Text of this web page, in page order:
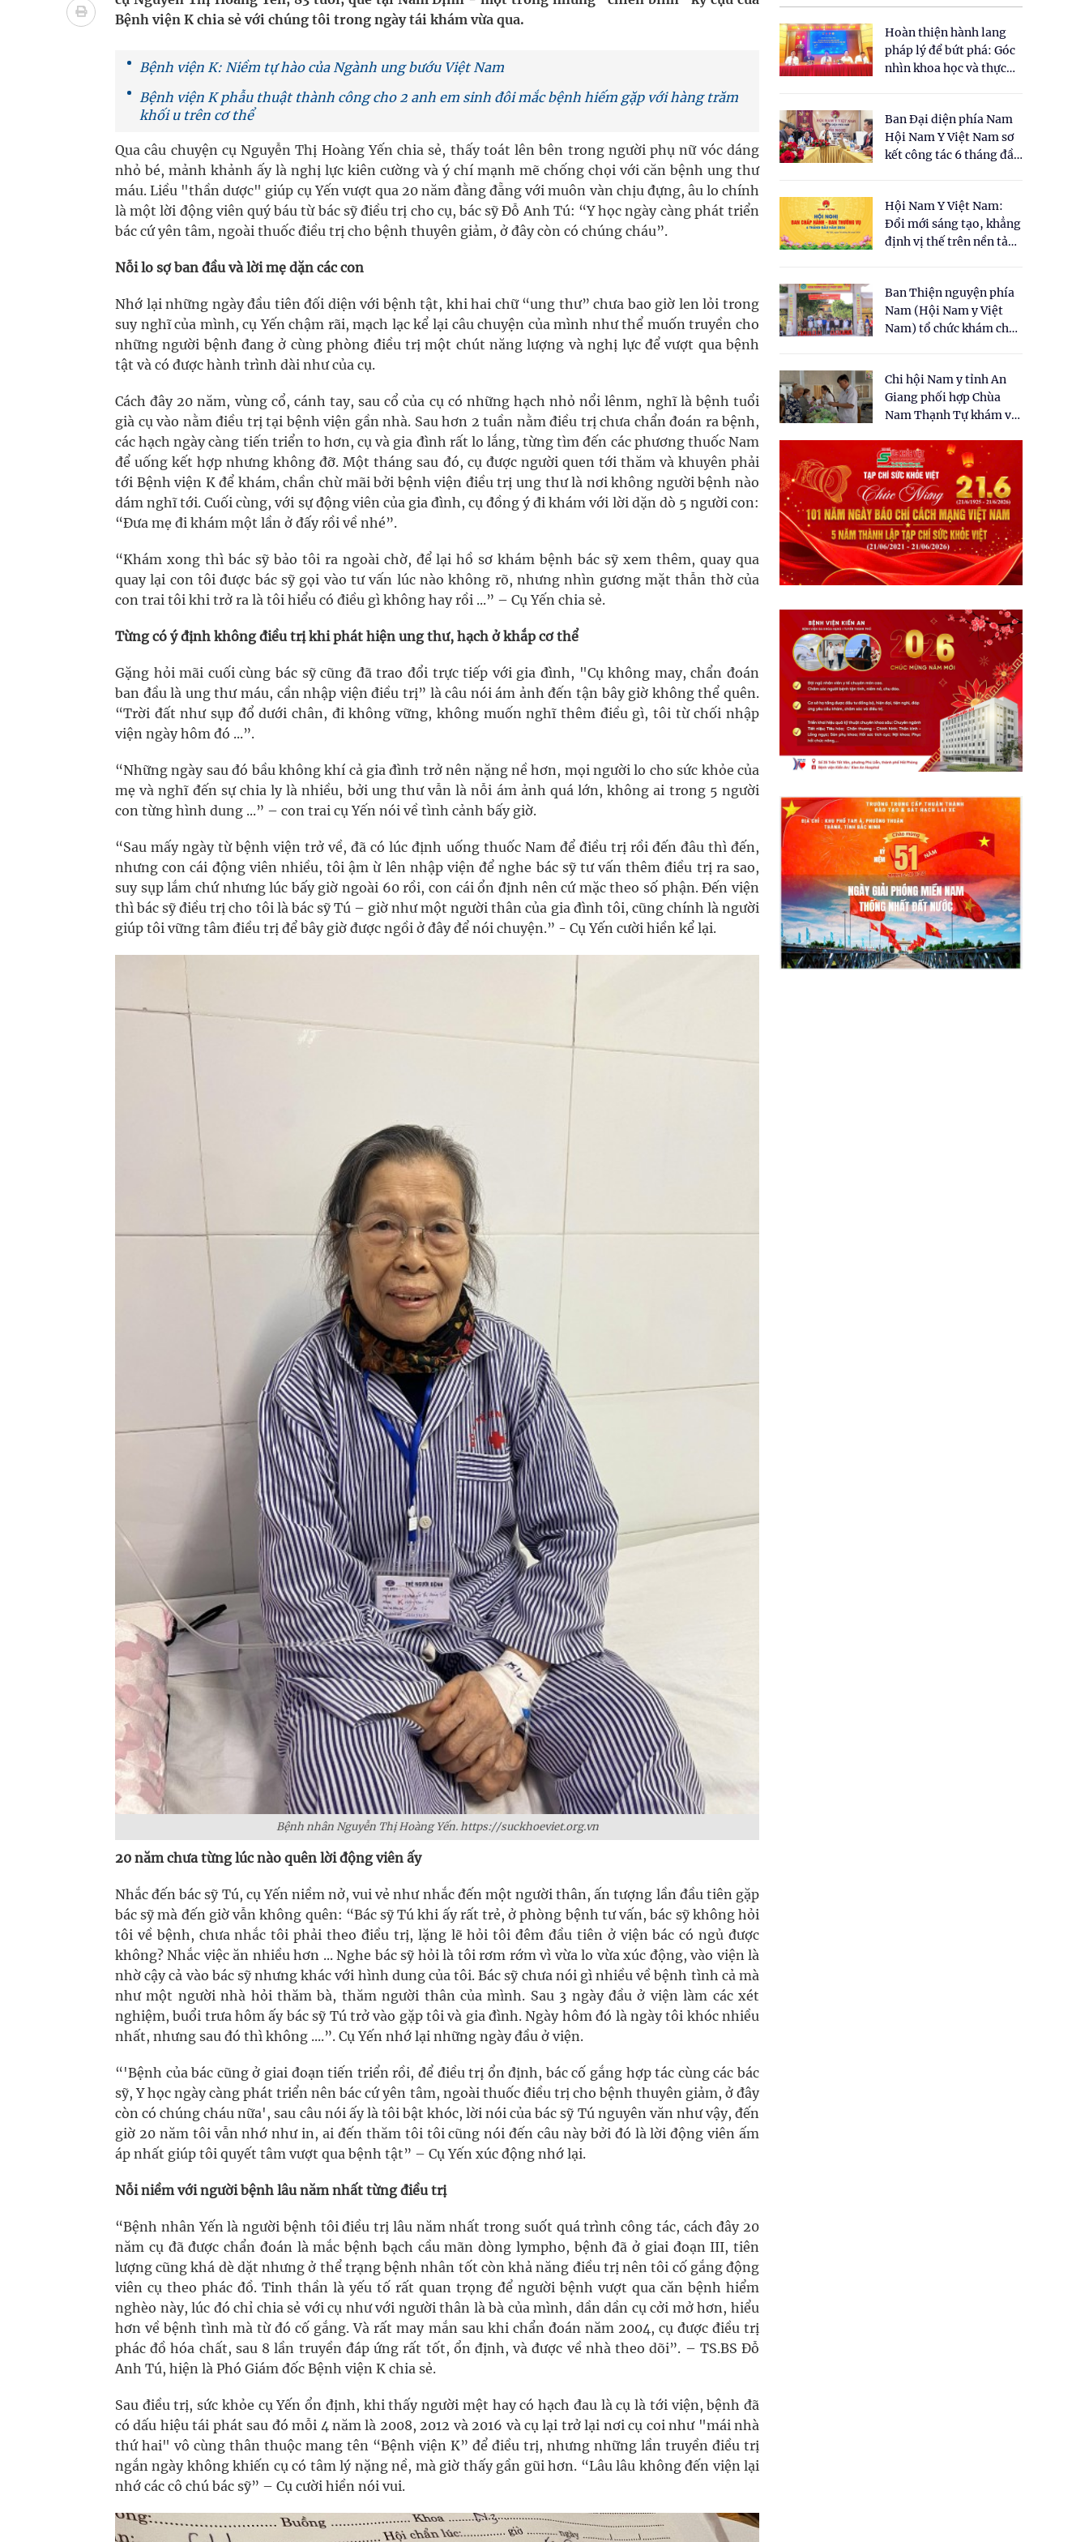
cầu
Tiếp tục rà soát, triển khai các nhiệm vụ trong lĩnh vực cấp cứu, điều trị đột quỵ
Súp lơ xanh mang đến hy vọng mới trong phòng ngừa ung thư
Bệnh viện K chia sẻ với chúng tôi trong ngày tái khám vừa qua.
Bệnh viện K: Niềm tự hào của Ngành ung bướu Việt Nam
Bệnh viện K phẫu thuật thành công cho 2 anh em sinh đôi mắc bệnh hiếm gặp với hàng trăm
khối u trên cơ thể
Qua câu chuyện cụ Nguyễn Thị Hoàng Yến chia sẻ, thấy toát lên bên trong người phụ nữ vóc dáng
nhỏ bé, mảnh khảnh ấy là nghị lực kiên cường và ý chí mạnh mẽ chống chọi với căn bệnh ung thư
máu. Liều "thần dược" giúp cụ Yến vượt qua 20 năm đằng đẵng với muôn vàn chịu đựng, âu lo chính
là một lời động viên quý báu từ bác sỹ điều trị cho cụ, bác sỹ Đỗ Anh Tú: “Y học ngày càng phát triển
bác cứ yên tâm, ngoài thuốc điều trị cho bệnh thuyên giảm, ở đây còn có chúng cháu”.
Nỗi lo sợ ban đầu và lời mẹ dặn các con
Nhớ lại những ngày đầu tiên đối diện với bệnh tật, khi hai chữ “ung thư” chưa bao giờ len lỏi trong
suy nghĩ của mình, cụ Yến chậm rãi, mạch lạc kể lại câu chuyện của mình như thể muốn truyền cho
những người bệnh đang ở cùng phòng điều trị một chút năng lượng và nghị lực để vượt qua bệnh
tật và có được hành trình dài như của cụ.
Cách đây 20 năm, vùng cổ, cánh tay, sau cổ của cụ có những hạch nhỏ nổi lênm, nghĩ là bệnh tuổi
già cụ vào nằm điều trị tại bệnh viện gần nhà. Sau hơn 2 tuần nằm điều trị chưa chẩn đoán ra bệnh,
các hạch ngày càng tiến triển to hơn, cụ và gia đình rất lo lắng, từng tìm đến các phương thuốc Nam
để uống kết hợp nhưng không đỡ. Một tháng sau đó, cụ được người quen tới thăm và khuyên phải
tới Bệnh viện K để khám, chần chừ mãi bởi bệnh viện điều trị ung thư là nơi không người bệnh nào
dám nghĩ tới. Cuối cùng, với sự động viên của gia đình, cụ đồng ý đi khám với lời dặn dò 5 người con:
“Đưa mẹ đi khám một lần ở đấy rồi về nhé”.
“Khám xong thì bác sỹ bảo tôi ra ngoài chờ, để lại hồ sơ khám bệnh bác sỹ xem thêm, quay qua
quay lại con tôi được bác sỹ gọi vào tư vấn lúc nào không rõ, nhưng nhìn gương mặt thẫn thờ của
con trai tôi khi trở ra là tôi hiểu có điều gì không hay rồi ...” – Cụ Yến chia sẻ.
Từng có ý định không điều trị khi phát hiện ung thư, hạch ở khắp cơ thể
Gặng hỏi mãi cuối cùng bác sỹ cũng đã trao đổi trực tiếp với gia đình, "Cụ không may, chẩn đoán
ban đầu là ung thư máu, cần nhập viện điều trị” là câu nói ám ảnh đến tận bây giờ không thể quên.
“Trời đất như sụp đổ dưới chân, đi không vững, không muốn nghĩ thêm điều gì, tôi từ chối nhập
viện ngày hôm đó ...”.
“Những ngày sau đó bầu không khí cả gia đình trở nên nặng nề hơn, mọi người lo cho sức khỏe của
mẹ và nghĩ đến sự chia ly là nhiều, bởi ung thư vẫn là nỗi ám ảnh quá lớn, không ai trong 5 người
con từng hình dung ...” – con trai cụ Yến nói về tình cảnh bấy giờ.
“Sau mấy ngày từ bệnh viện trở về, đã có lúc định uống thuốc Nam để điều trị rồi đến đâu thì đến,
nhưng con cái động viên nhiều, tôi ậm ừ lên nhập viện để nghe bác sỹ tư vấn thêm điều trị ra sao,
suy sụp lắm chứ nhưng lúc bấy giờ ngoài 60 rồi, con cái ổn định nên cứ mặc theo số phận. Đến viện
thì bác sỹ điều trị cho tôi là bác sỹ Tú – giờ như một người thân của gia đình tôi, cũng chính là người
giúp tôi vững tâm điều trị để bây giờ được ngồi ở đây để nói chuyện.” - Cụ Yến cười hiền kể lại.
Bệnh nhân Nguyễn Thị Hoàng Yến. https://suckhoeviet.org.vn
20 năm chưa từng lúc nào quên lời động viên ấy
Nhắc đến bác sỹ Tú, cụ Yến niềm nở, vui vẻ như nhắc đến một người thân, ấn tượng lần đầu tiên gặp
bác sỹ mà đến giờ vẫn không quên: “Bác sỹ Tú khi ấy rất trẻ, ở phòng bệnh tư vấn, bác sỹ không hỏi
tôi về bệnh, chưa nhắc tôi phải theo điều trị, lặng lẽ hỏi tôi đêm đầu tiên ở viện bác có ngủ được
không? Nhắc việc ăn nhiều hơn ... Nghe bác sỹ hỏi là tôi rơm rớm vì vừa lo vừa xúc động, vào viện là
nhờ cậy cả vào bác sỹ nhưng khác với hình dung của tôi. Bác sỹ chưa nói gì nhiều về bệnh tình cả mà
như một người nhà hỏi thăm bà, thăm người thân của mình. Sau 3 ngày đầu ở viện làm các xét
nghiệm, buổi trưa hôm ấy bác sỹ Tú trở vào gặp tôi và gia đình. Ngày hôm đó là ngày tôi khóc nhiều
nhất, nhưng sau đó thì không ....”. Cụ Yến nhớ lại những ngày đầu ở viện.
“'Bệnh của bác cũng ở giai đoạn tiến triển rồi, để điều trị ổn định, bác cố gắng hợp tác cùng các bác
sỹ, Y học ngày càng phát triển nên bác cứ yên tâm, ngoài thuốc điều trị cho bệnh thuyên giảm, ở đây
còn có chúng cháu nữa', sau câu nói ấy là tôi bật khóc, lời nói của bác sỹ Tú nguyên văn như vậy, đến
giờ 20 năm tôi vẫn nhớ như in, ai đến thăm tôi tôi cũng nói đến câu này bởi đó là lời động viên ấm
áp nhất giúp tôi quyết tâm vượt qua bệnh tật” – Cụ Yến xúc động nhớ lại.
Nỗi niềm với người bệnh lâu năm nhất từng điều trị
“Bệnh nhân Yến là người bệnh tôi điều trị lâu năm nhất trong suốt quá trình công tác, cách đây 20
năm cụ đã được chẩn đoán là mắc bệnh bạch cầu mãn dòng lympho, bệnh đã ở giai đoạn III, tiên
lượng cũng khá dè dặt nhưng ở thể trạng bệnh nhân tốt còn khả năng điều trị nên tôi cố gắng động
viên cụ theo phác đồ. Tinh thần là yếu tố rất quan trọng để người bệnh vượt qua căn bệnh hiểm
nghèo này, lúc đó chỉ chia sẻ với cụ như với người thân là bà của mình, dần dần cụ cởi mở hơn, hiểu
hơn về bệnh tình mà từ đó cố gắng. Và rất may mắn sau khi chẩn đoán năm 2004, cụ được điều trị
phác đồ hóa chất, sau 8 lần truyền đáp ứng rất tốt, ổn định, và được về nhà theo dõi”. – TS.BS Đỗ
Anh Tú, hiện là Phó Giám đốc Bệnh viện K chia sẻ.
Sau điều trị, sức khỏe cụ Yến ổn định, khi thấy người mệt hay có hạch đau là cụ là tới viện, bệnh đã
có dấu hiệu tái phát sau đó mỗi 4 năm là 2008, 2012 và 2016 và cụ lại trở lại nơi cụ coi như "mái nhà
thứ hai" vô cùng thân thuộc mang tên “Bệnh viện K” để điều trị, nhưng những lần truyền điều trị
ngắn ngày không khiến cụ có tâm lý nặng nề, mà giờ thấy gần gũi hơn. “Lâu lâu không đến viện lại
nhớ các cô chú bác sỹ” – Cụ cười hiền nói vui.
Hoàn thiện hành lang
pháp lý để bứt phá: Góc
nhìn khoa học và thực
cho Luật Y dược cổ
truyền Việt Nam"
Ban Đại diện phía Nam
Hội Nam Y Việt Nam sơ
kết công tác 6 tháng đầu
Hội Nam Y Việt Nam:
Đổi mới sáng tạo, khẳng
định vị thế trên nền tảng
Ban Thiện nguyện phía
Nam (Hội Nam y Việt
Nam) tổ chức khám chữa
dân tại xã Tân Tập
Chi hội Nam y tỉnh An
Giang phối hợp Chùa
Nam Thạnh Tự khám và
nhân dân